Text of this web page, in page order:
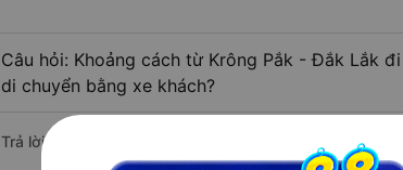
Câu hỏi: Khoảng cách từ Krông Pắk - Đắk Lắk
di chuyển bằng xe khách?
Trả lời: Đoạn đường đi Sóc Trăng - Sóc Trăng từ Krông